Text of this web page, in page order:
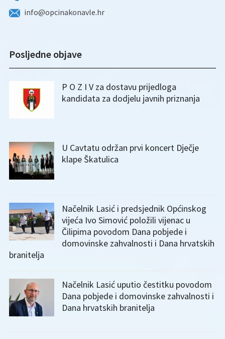
info@opcinakonavle.hr
Posljedne objave
P O Z I V za dostavu prijedloga
kandidata za dodjelu javnih priznanja
U Cavtatu održan prvi koncert Dječje
klape Škatulica
Načelnik Lasić i predsjednik Općinskog
vijeća Ivo Simović položili vijenac u
Čilipima povodom Dana pobjede i
domovinske zahvalnosti i Dana hrvatskih
branitelja
Načelnik Lasić uputio čestitku povodom
Dana pobjede i domovinske zahvalnosti i
Dana hrvatskih branitelja